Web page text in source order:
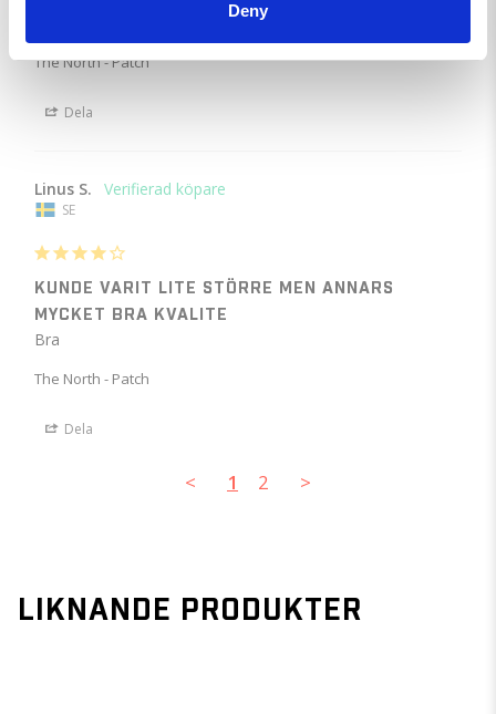
Deny
The North - Patch
Dela
Linus S.
SE
KUNDE VARIT LITE STÖRRE MEN ANNARS
MYCKET BRA KVALITE
Bra
The North - Patch
Dela
< 1 2 >
LIKNANDE PRODUKTER